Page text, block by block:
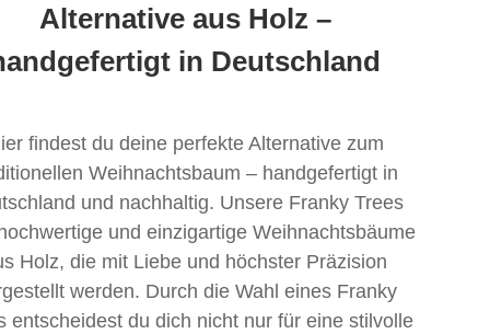
Alternative aus Holz –
in Deutschland
findest du deine perfekte Alternative zum
Weihnachtsbaum – handgefertigt in
und nachhaltig. Unsere Franky Trees
und einzigartige Weihnachtsbäume
Holz, die mit Liebe und höchster Präzision
werden. Durch die Wahl eines Franky
entscheidest du dich nicht nur für eine stilvolle